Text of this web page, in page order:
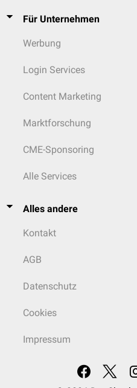
Für Unternehmen
Werbung
Login Services
Content Marketing
Marktforschung
CME-Sponsoring
Alle Services
Alles andere
Kontakt
AGB
Datenschutz
Cookies
Impressum